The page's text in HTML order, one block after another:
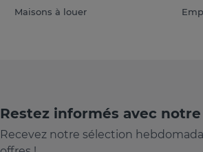
Maisons à louer
Restez informés avec
Recevez notre sélection